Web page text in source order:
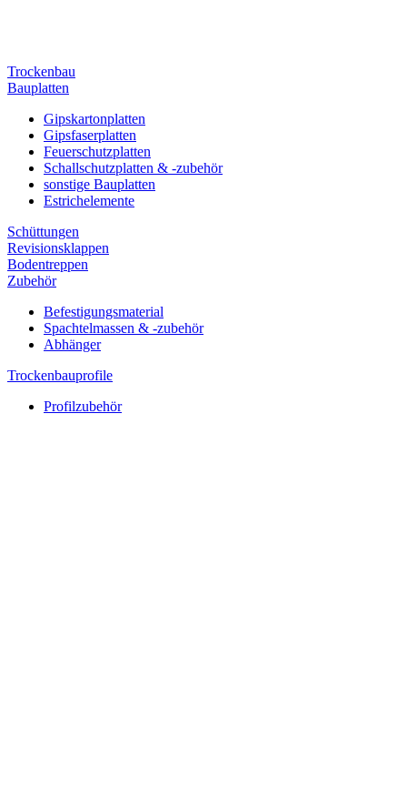
Trockenbau
Bauplatten
Gipskartonplatten
Gipsfaserplatten
Feuerschutzplatten
Schallschutzplatten & -zubehör
sonstige Bauplatten
Estrichelemente
Schüttungen
Revisionsklappen
Bodentreppen
Zubehör
Befestigungsmaterial
Spachtelmassen & -zubehör
Abhänger
Trockenbauprofile
Profilzubehör